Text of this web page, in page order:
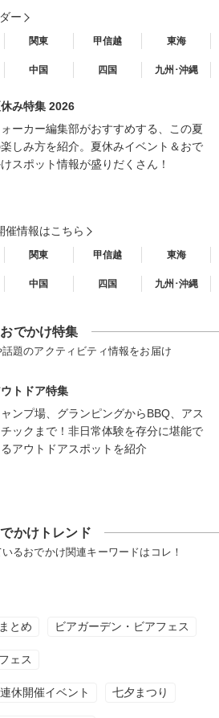
ー
関東 甲信越 東海
中国 四国 九州･沖縄
み特集 2026
ーカー編集部がおすすめする、この夏
しみ方を紹介。夏休みイベント＆おで
スポット情報が盛りだくさん！
催情報はこちら
関東 甲信越 東海
中国 四国 九州･沖縄
おでかけ特集
題のアクティビティ情報をお届け
トドア特集
ンプ場、グランピングからBBQ、アス
チックまで！非日常体験を存分に堪能で
るアウトドアスポットを紹介
かけトレンド
るおでかけ関連キーワードはコレ！
とめ ビアガーデン・ビアフェス
ェス
休開催イベント 七夕まつり